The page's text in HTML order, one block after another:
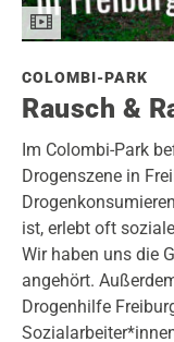
COLOMBI-PARK
Rausch &
Im Colombi-Park
Drogenszene in
ist, erlebt oft
Wir haben uns die
angehört.
Drogenhilfe